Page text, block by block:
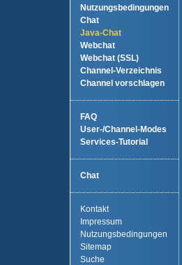
Nutzungsbedingungen
Chat
Java-Chat
Webchat
Webchat (SSL)
Channel-Verzeichnis
Channel vorschlagen
FAQ
User-/Channel-Modes
Services-Tutorial
Chat
Kontakt
Impressum
Nutzungsbedingungen
Sitemap
Suche